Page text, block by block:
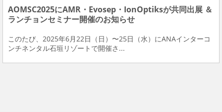
AOMSC2025にAMR・Evosep・IonOptiksが共同出展 ＆
ランチョンセミナー開催のお知らせ
このたび、2025年6月22日（日）〜25日（水）にANAインターコ
ンチネンタル石垣リゾートで開催さ...